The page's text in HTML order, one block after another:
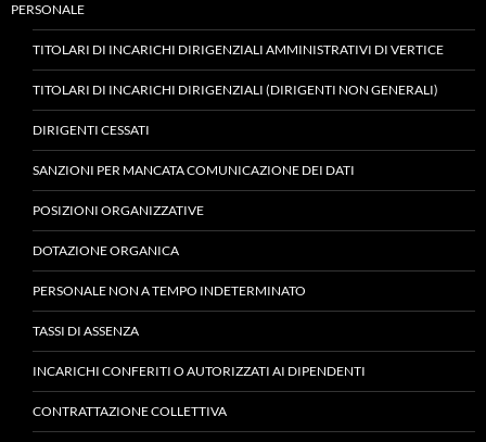
PERSONALE
TITOLARI DI INCARICHI DIRIGENZIALI AMMINISTRATIVI DI VERTICE
TITOLARI DI INCARICHI DIRIGENZIALI (DIRIGENTI NON GENERALI)
DIRIGENTI CESSATI
SANZIONI PER MANCATA COMUNICAZIONE DEI DATI
POSIZIONI ORGANIZZATIVE
DOTAZIONE ORGANICA
PERSONALE NON A TEMPO INDETERMINATO
TASSI DI ASSENZA
INCARICHI CONFERITI O AUTORIZZATI AI DIPENDENTI
CONTRATTAZIONE COLLETTIVA